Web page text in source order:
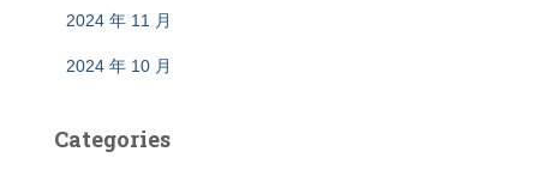
2024 年 11 月
2024 年 10 月
Categories